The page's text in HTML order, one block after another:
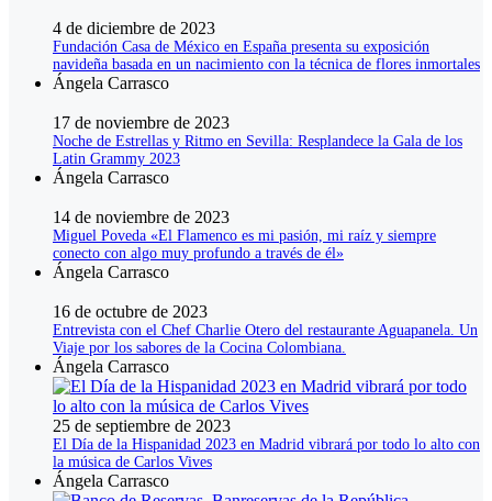
4 de diciembre de 2023
Fundación Casa de México en España presenta su exposición
navideña basada en un nacimiento con la técnica de flores inmortales
Ángela Carrasco
17 de noviembre de 2023
Noche de Estrellas y Ritmo en Sevilla: Resplandece la Gala de los
Latin Grammy 2023
Ángela Carrasco
14 de noviembre de 2023
Miguel Poveda «El Flamenco es mi pasión, mi raíz y siempre
conecto con algo muy profundo a través de él»
Ángela Carrasco
16 de octubre de 2023
Entrevista con el Chef Charlie Otero del restaurante Aguapanela. Un
Viaje por los sabores de la Cocina Colombiana.
Ángela Carrasco
25 de septiembre de 2023
El Día de la Hispanidad 2023 en Madrid vibrará por todo lo alto con
la música de Carlos Vives
Ángela Carrasco